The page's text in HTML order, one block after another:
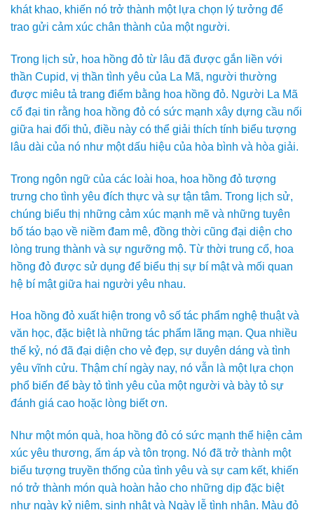
khát khao, khiến nó trở thành một lựa chọn lý tưởng để
trao gửi cảm xúc chân thành của một người.
Trong lịch sử, hoa hồng đỏ từ lâu đã được gắn liền với
thần Cupid, vị thần tình yêu của La Mã, người thường
được miêu tả trang điểm bằng hoa hồng đỏ. Người La Mã
cổ đại tin rằng hoa hồng đỏ có sức mạnh xây dựng cầu nối
giữa hai đối thủ, điều này có thể giải thích tính biểu tượng
lâu dài của nó như một dấu hiệu của hòa bình và hòa giải.
Trong ngôn ngữ của các loài hoa, hoa hồng đỏ tượng
trưng cho tình yêu đích thực và sự tận tâm. Trong lịch sử,
chúng biểu thị những cảm xúc mạnh mẽ và những tuyên
bố táo bạo về niềm đam mê, đồng thời cũng đại diện cho
lòng trung thành và sự ngưỡng mộ. Từ thời trung cổ, hoa
hồng đỏ được sử dụng để biểu thị sự bí mật và mối quan
hệ bí mật giữa hai người yêu nhau.
Hoa hồng đỏ xuất hiện trong vô số tác phẩm nghệ thuật và
văn học, đặc biệt là những tác phẩm lãng mạn. Qua nhiều
thế kỷ, nó đã đại diện cho vẻ đẹp, sự duyên dáng và tình
yêu vĩnh cửu. Thậm chí ngày nay, nó vẫn là một lựa chọn
phổ biến để bày tỏ tình yêu của một người và bày tỏ sự
đánh giá cao hoặc lòng biết ơn.
Như một món quà, hoa hồng đỏ có sức mạnh thể hiện cảm
xúc yêu thương, ấm áp và tôn trọng. Nó đã trở thành một
biểu tượng truyền thống của tình yêu và sự cam kết, khiến
nó trở thành món quà hoàn hảo cho những dịp đặc biệt
như ngày kỷ niệm, sinh nhật và Ngày lễ tình nhân. Màu đỏ